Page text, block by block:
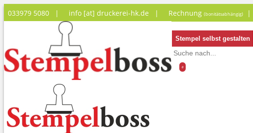
033979 5080 | info [at] druckerei-hk.de | Rechnung (bonitätsabhängig) |
Stempel selbst gestalten
0